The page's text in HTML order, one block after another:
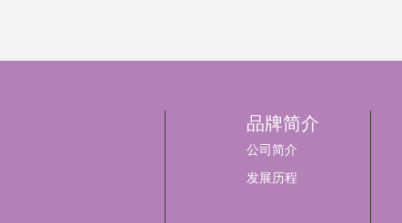
品牌简介
公司简介
发展历程